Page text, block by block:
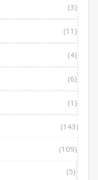
(3)
(11)
(4)
(6)
(1)
(143)
(109)
(5)